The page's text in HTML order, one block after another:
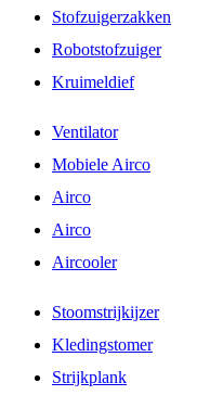
Stofzuigerzakken
Robotstofzuiger
Kruimeldief
Ventilator
Mobiele Airco
Airco
Airco
Aircooler
Stoomstrijkijzer
Kledingstomer
Strijkplank